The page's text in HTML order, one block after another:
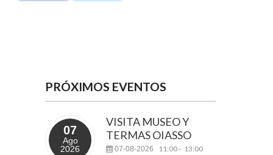
PRÓXIMOS EVENTOS
07
Ago
2026
VISITA MUSEO Y
TERMAS OIASSO
07-08-2026 11:00- 13:00